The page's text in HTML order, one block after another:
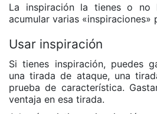
La inspiración la tienes o no
acumular varias «inspiraciones»
Usar inspiración
Si tienes inspiración, puedes
una tirada de ataque, una
prueba de característica.
ventaja en esa tirada.